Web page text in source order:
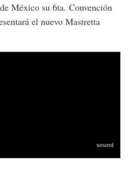
México su 6ta. Convención
el nuevo Mastretta